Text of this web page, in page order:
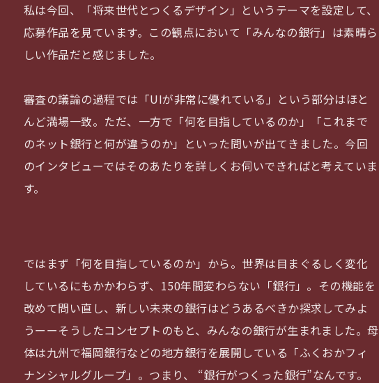
私は今回、「将来世代とつくるデザイン」というテーマを設定して、
応募作品を見ています。この観点において「みんなの銀行」は素晴ら
しい作品だと感じました。
審査の議論の過程では「UIが非常に優れている」という部分はほと
んど満場一致。ただ、一方で「何を目指しているのか」「これまで
のネット銀行と何が違うのか」といった問いが出てきました。今回
のインタビューではそのあたりを詳しくお伺いできればと考えていま
す。
ではまず「何を目指しているのか」から。世界は目まぐるしく変化
しているにもかかわらず、150年間変わらない「銀行」。その機能を
改めて問い直し、新しい未来の銀行はどうあるべきか探求してみよ
うーーそうしたコンセプトのもと、みんなの銀行が生まれました。母
体は九州で福岡銀行などの地方銀行を展開している「ふくおかフィ
ナンシャルグループ」。つまり、 “銀行がつくった銀行”なんです。